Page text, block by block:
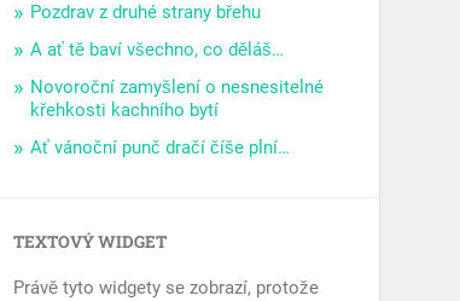
Pozdrav z druhé strany břehu
A ať tě baví všechno, co děláš…
Novoroční zamyšlení o nesnesitelné
křehkosti kachního bytí
Ať vánoční punč dračí číše plní…
TEXTOVÝ WIDGET
Právě tyto widgety se zobrazí, protože